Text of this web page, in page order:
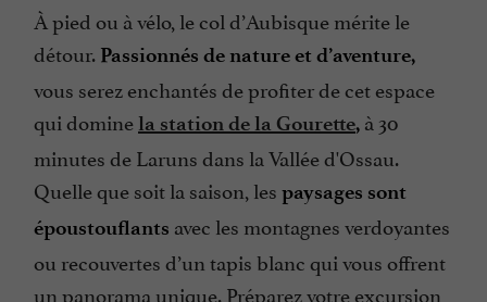
À pied ou à vélo, le col d’Aubisque mérite le
détour. Passionnés de nature et d’aventure,
vous serez enchantés de profiter de cet espace
qui domine la station de la Gourette, à 30
minutes de Laruns dans la Vallée d'Ossau.
Quelle que soit la saison, les paysages sont
époustouflants avec les montagnes verdoyantes
ou recouvertes d’un tapis blanc qui vous offrent
un panorama unique. Préparez votre excursion